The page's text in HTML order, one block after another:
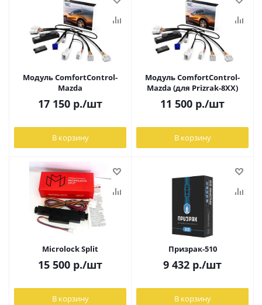
Модуль ComfortControl-
Mazda
17 150 р./шт
В корзину
Модуль ComfortControl-
Mazda (для Prizrak-8XX)
11 500 р./шт
В корзину
Microlock Split
15 500 р./шт
В корзину
Призрак-510
9 432 р./шт
В корзину